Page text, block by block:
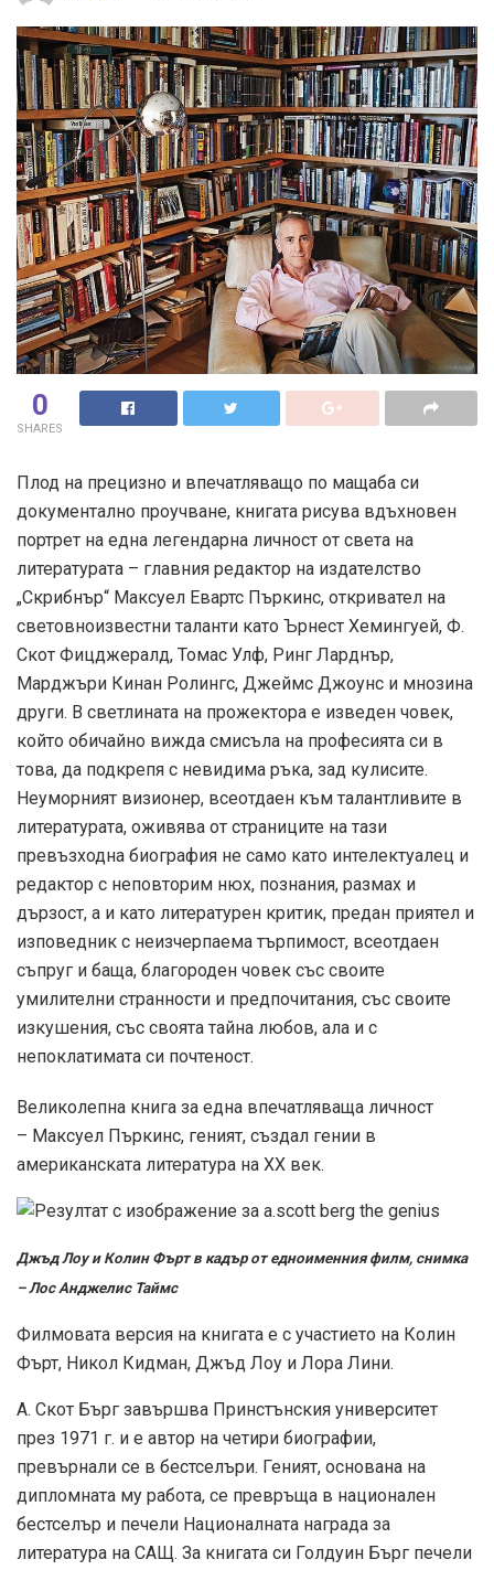
0
SHARES
Плод на прецизно и впечатляващо по мащаба си
документално проучване, книгата рисува вдъхновен
портрет на една легендарна личност от света на
литературата – главния редактор на издателство
„Скрибнър“ Максуел Евартс Пъркинс, откривател на
световноизвестни таланти като Ърнест Хемингуей, Ф.
Скот Фицджералд, Томас Улф, Ринг Ларднър,
Марджъри Кинан Ролингс, Джеймс Джоунс и мнозина
други. В светлината на прожектора е изведен човек,
който обичайно вижда смисъла на професията си в
това, да подкрепя с невидима ръка, зад кулисите.
Неуморният визионер, всеотдаен към талантливите в
литературата, оживява от страниците на тази
превъзходна биография не само като интелектуалец и
редактор с неповторим нюх, познания, размах и
дързост, а и като литературен критик, предан приятел и
изповедник с неизчерпаема търпимост, всеотдаен
съпруг и баща, благороден човек със своите
умилителни странности и предпочитания, със своите
изкушения, със своята тайна любов, ала и с
непоклатимата си почтеност.
Великолепна книга за една впечатляваща личност
– Максуел Пъркинс, геният, създал гении в
американската литература на ХХ век.
Джъд Лоу и Колин Фърт в кадър от едноименния филм, снимка
– Лос Анджелис Таймс
Филмовата версия на книгата е с участието на Колин
Фърт, Никол Кидман, Джъд Лоу и Лора Лини.
А. Скот Бърг завършва Принстънския университет
през 1971 г. и е автор на четири биографии,
превърнали се в бестселъри. Геният, основана на
дипломната му работа, се превръща в национален
бестселър и печели Националната награда за
литература на САЩ. За книгата си Голдуин Бърг печели